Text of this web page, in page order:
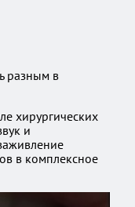
разным в
хирургических
и
в комплексное